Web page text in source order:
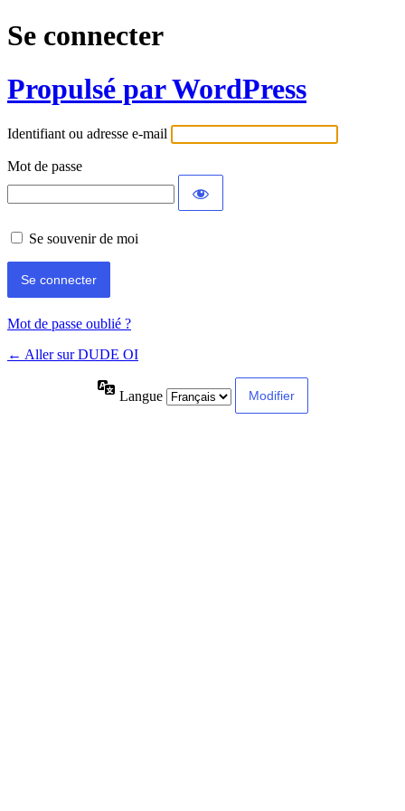
Se connecter
Propulsé par WordPress
Identifiant ou adresse e-mail
Mot de passe
Se souvenir de moi
Mot de passe oublié ?
← Aller sur DUDE OI
Langue